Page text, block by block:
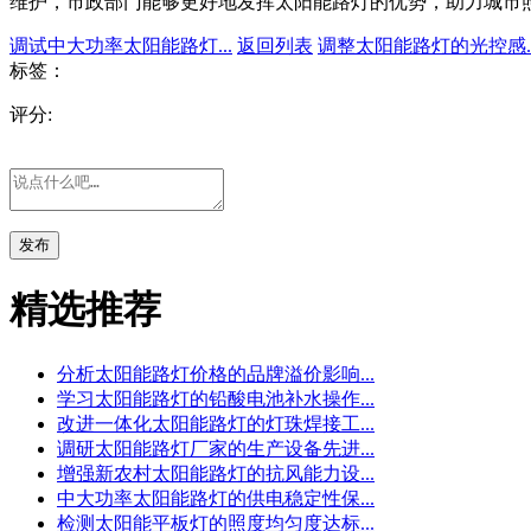
调试中大功率太阳能路灯... 返回列表 调整太阳能路灯的光控感
标签：
评分:
发布
精选推荐
分析太阳能路灯价格的品牌溢价影响...
学习太阳能路灯的铅酸电池补水操作...
改进一体化太阳能路灯的灯珠焊接工...
调研太阳能路灯厂家的生产设备先进...
增强新农村太阳能路灯的抗风能力设...
中大功率太阳能路灯的供电稳定性保...
检测太阳能平板灯的照度均匀度达标...